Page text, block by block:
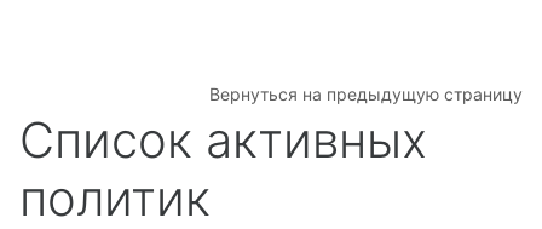
Вернуться на предыдущую страницу
Список активных
политик